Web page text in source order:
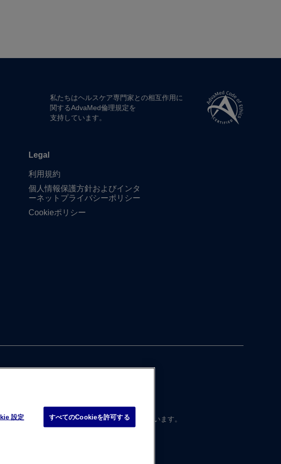
私たちは​ヘルスケア専門家との​相互作用に​
関する​AdvaMed倫理規定を​
支持しています。
Legal
利用規約
個人情報保護方針およびインタ
ーネットプライバシーポリシー
Cookieポリシー
に​よって、​日本国内向けに​制作・ ​運営されています。
設定 すべてのCookieを許可する